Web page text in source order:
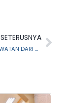
SETERUSNYA
MAIS TERIMA LAWATAN DARI UNIVERSITI PERTAHANAN NASIONAL MALAYSIA (UPNM)